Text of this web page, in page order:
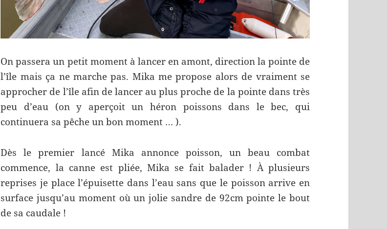
On passera un petit moment à lancer en amont, direction la pointe de
l’île mais ça ne marche pas. Mika me propose alors de vraiment se
approcher de l’île afin de lancer au plus proche de la pointe dans très
peu d’eau (on y aperçoit un héron poissons dans le bec, qui
continuera sa pêche un bon moment … ).
Dès le premier lancé Mika annonce poisson, un beau combat
commence, la canne est pliée, Mika se fait balader ! À plusieurs
reprises je place l’épuisette dans l’eau sans que le poisson arrive en
surface jusqu’au moment où un jolie sandre de 92cm pointe le bout
de sa caudale !